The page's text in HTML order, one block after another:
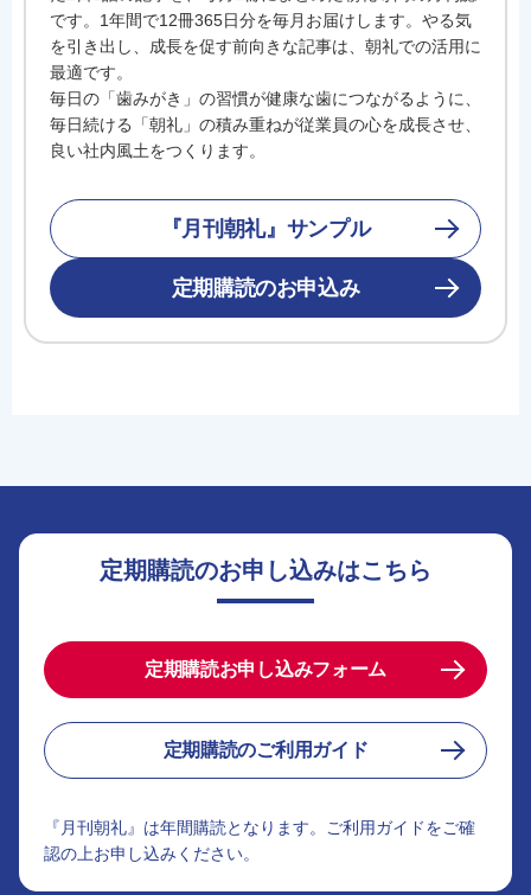
です。1年間で12冊365日分を毎月お届けします。やる気
を引き出し、成長を促す前向きな記事は、朝礼での活用に
最適です。
毎日の「歯みがき」の習慣が健康な歯につながるように、
毎日続ける「朝礼」の積み重ねが従業員の心を成長させ、
良い社内風土をつくります。
『月刊朝礼』サンプル
定期購読のお申込み
定期購読のお申し込みはこちら
定期購読お申し込みフォーム
定期購読のご利用ガイド
『月刊朝礼』は年間購読となります。ご利用ガイドをご確
認の上お申し込みください。